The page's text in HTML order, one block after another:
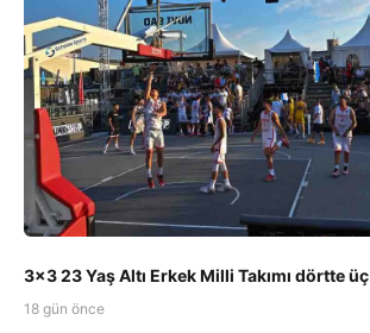
3x3 23 Yaş Altı Erkek Milli Takımı dörtte üç
18 gün önce